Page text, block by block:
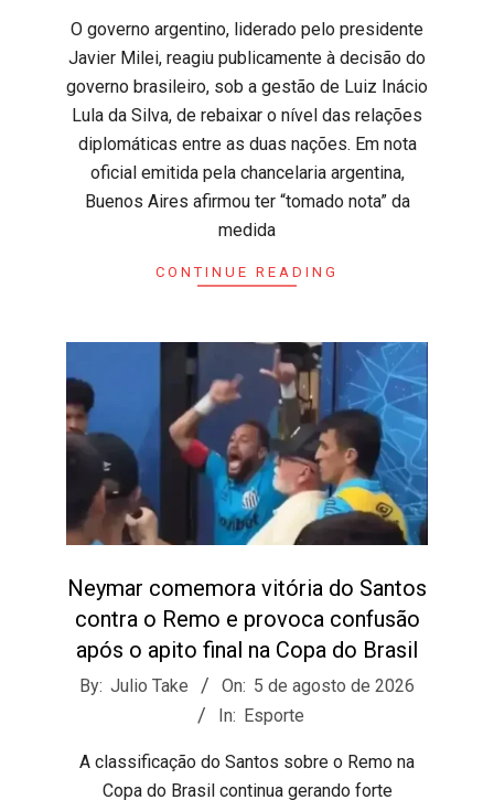
​O governo argentino, liderado pelo presidente
Javier Milei, reagiu publicamente à decisão do
governo brasileiro, sob a gestão de Luiz Inácio
Lula da Silva, de rebaixar o nível das relações
diplomáticas entre as duas nações. Em nota
oficial emitida pela chancelaria argentina,
Buenos Aires afirmou ter “tomado nota” da
medida
CONTINUE READING
Neymar comemora vitória do Santos
contra o Remo e provoca confusão
após o apito final na Copa do Brasil
2026-
By: Julio Take On: 5 de agosto de 2026
In: Esporte
​A classificação do Santos sobre o Remo na
Copa do Brasil continua gerando forte